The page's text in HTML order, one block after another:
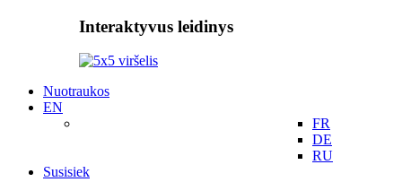
Interaktyvus leidinys
Nuotraukos
EN
FR
DE
RU
Susisiek